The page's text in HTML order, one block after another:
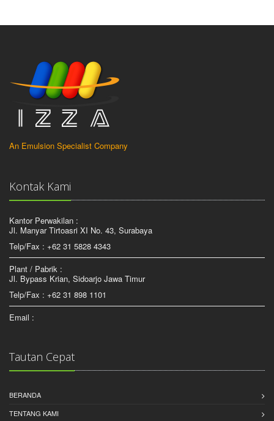
An Emulsion Specialist Company
Kontak Kami
Kantor Perwakilan :
Jl. Manyar Tirtoasri XI No. 43, Surabaya
Telp/Fax : +62 31 5828 4343
Plant / Pabrik :
Jl. Bypass Krian, Sidoarjo Jawa Timur
Telp/Fax : +62 31 898 1101
Email :
Tautan Cepat
BERANDA
TENTANG KAMI